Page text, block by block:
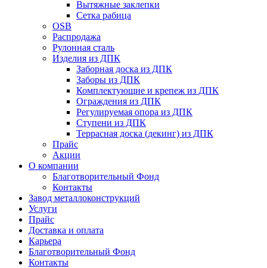
Вытяжные заклепки
Сетка рабица
OSB
Распродажа
Рулонная сталь
Изделия из ДПК
Заборная доска из ДПК
Заборы из ДПК
Комплектующие и крепеж из ДПК
Ограждения из ДПК
Регулируемая опора из ДПК
Ступени из ДПК
Террасная доска (декинг) из ДПК
Прайс
Акции
О компании
Благотворительный Фонд
Контакты
Завод металлоконструкций
Услуги
Прайс
Доставка и оплата
Карьера
Благотворительный Фонд
Контакты